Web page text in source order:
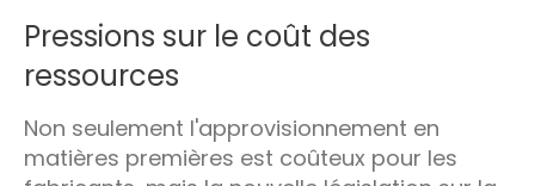
Pressions sur le coût des
ressources
Non seulement l'approvisionnement en
matières premières est coûteux pour les